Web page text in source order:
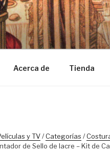
Acerca de Tienda
y TV/Categorías /
de Sello de lacre – Kit de